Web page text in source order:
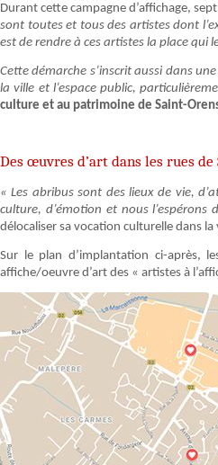
Durant cette campagne d’affichage,
sont toutes et tous des artistes dont
est de rendre à ces artistes la place qui
Cette démarche s’inscrit aussi dans
la ville et l’espace public,
culture et au patrimoine de Saint-
Des œuvres d’art dans les rues
« Les abribus sont des lieux de vie,
culture, d’émotion et nous l’espérons
délocaliser sa vocation culturelle dans la
Sur le plan d’implantation ci-après,
affiche/oeuvre d’art des « artistes à